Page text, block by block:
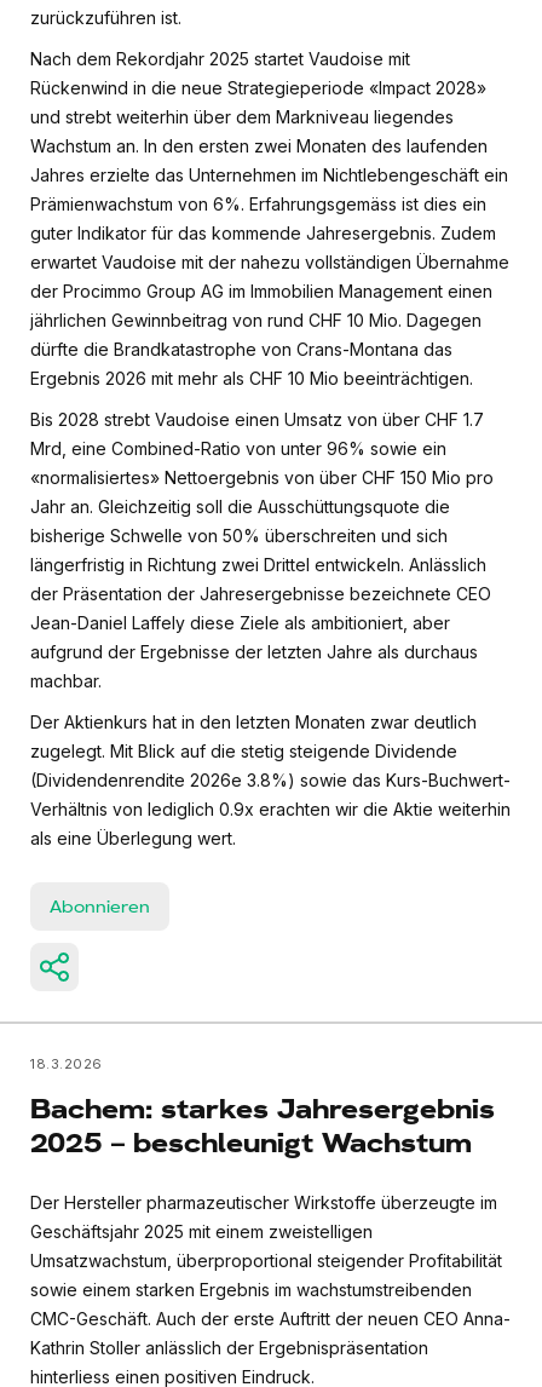
zurückzuführen ist.
Nach dem Rekordjahr 2025 startet Vaudoise mit
Rückenwind in die neue Strategieperiode «Impact 2028»
und strebt weiterhin über dem Markniveau liegendes
Wachstum an. In den ersten zwei Monaten des laufenden
Jahres erzielte das Unternehmen im Nichtlebengeschäft ein
Prämienwachstum von 6%. Erfahrungsgemäss ist dies ein
guter Indikator für das kommende Jahresergebnis. Zudem
erwartet Vaudoise mit der nahezu vollständigen Übernahme
der Procimmo Group AG im Immobilien Management einen
jährlichen Gewinnbeitrag von rund CHF 10 Mio. Dagegen
dürfte die Brandkatastrophe von Crans-Montana das
Ergebnis 2026 mit mehr als CHF 10 Mio beeinträchtigen.
Bis 2028 strebt Vaudoise einen Umsatz von über CHF 1.7
Mrd, eine Combined-Ratio von unter 96% sowie ein
«normalisiertes» Nettoergebnis von über CHF 150 Mio pro
Jahr an. Gleichzeitig soll die Ausschüttungsquote die
bisherige Schwelle von 50% überschreiten und sich
längerfristig in Richtung zwei Drittel entwickeln. Anlässlich
der Präsentation der Jahresergebnisse bezeichnete CEO
Jean-Daniel Laffely diese Ziele als ambitioniert, aber
aufgrund der Ergebnisse der letzten Jahre als durchaus
machbar.
Der Aktienkurs hat in den letzten Monaten zwar deutlich
zugelegt. Mit Blick auf die stetig steigende Dividende
(Dividendenrendite 2026e 3.8%) sowie das Kurs-Buchwert-
Verhältnis von lediglich 0.9x erachten wir die Aktie weiterhin
als eine Überlegung wert.
Abonnieren
18.3.2026
Bachem: starkes Jahresergebnis
2025 – beschleunigt Wachstum
Der Hersteller pharmazeutischer Wirkstoffe überzeugte im
Geschäftsjahr 2025 mit einem zweistelligen
Umsatzwachstum, überproportional steigender Profitabilität
sowie einem starken Ergebnis im wachstumstreibenden
CMC-Geschäft. Auch der erste Auftritt der neuen CEO Anna-
Kathrin Stoller anlässlich der Ergebnispräsentation
hinterliess einen positiven Eindruck.